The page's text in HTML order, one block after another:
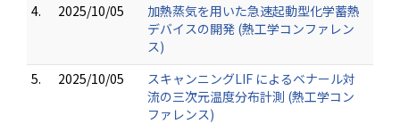
4.
2025/10/05
加熱蒸気を用いた急速起動型化学蓄熱
デバイスの開発 (熱工学コンファレン
ス)
5.
2025/10/05
スキャンニングLIF によるベナール対
流の三次元温度分布計測 (熱工学コン
ファレンス)